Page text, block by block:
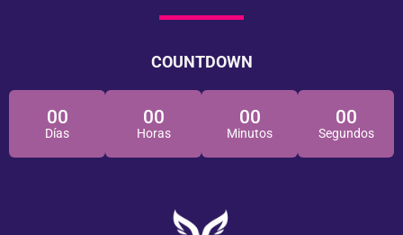
COUNTDOWN
00
Días
00
Horas
00
Minutos
00
Segundos